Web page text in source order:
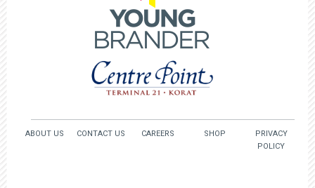
ABOUT US CONTACT US CAREERS SHOP
PRIVACY
POLICY